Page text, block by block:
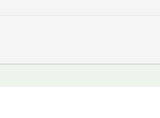
per festeggiare il suo centesimo compleanno.